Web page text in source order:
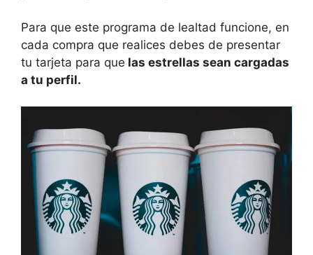
Para que este programa de lealtad funcione, en
cada compra que realices debes de presentar
tu tarjeta para que las estrellas sean cargadas
a tu perfil.